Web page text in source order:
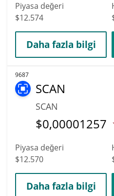
Piyasa değeri
$12.574
Daha fazla bilgi
9687
SCAN
SCAN
$0,00001257
Piyasa değeri
$12.570
Daha fazla bilgi